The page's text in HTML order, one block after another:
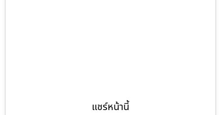
แชร์หน้านี้